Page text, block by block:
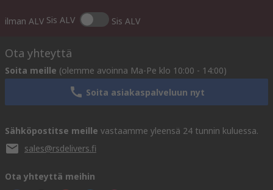
ilman ALV Sis ALV Sis ALV
Ota yhteyttä
Soita meille (olemme avoinna Ma-Pe klo 10:00 - 14:00)
Soita asiakaspalveluun nyt
Sähköpostitse meille vastaamme yleensä 24 tunnin kuluessa.
sales@rsdelivers.fi
Ota yhteyttä meihin